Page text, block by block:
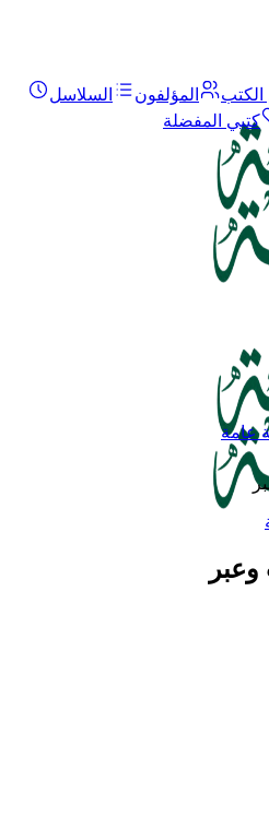
الكتب المؤلفون
السلاسل
كتبي المفضلة